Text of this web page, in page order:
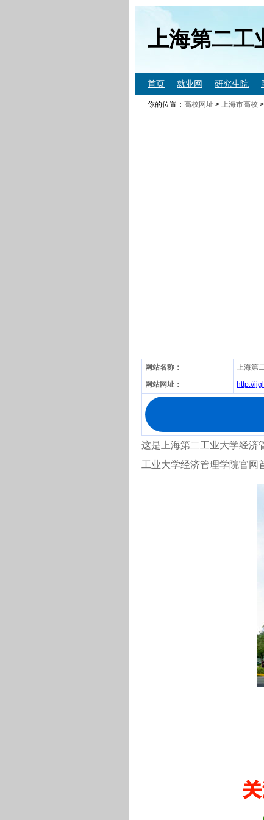
上海第二工
首页 就业网 研究生院
你的位置： 高校网址 > 上海市高校 >
网站名称：
上海第
网站网址：
http://
这是上海第二工业大学经济
工业大学经济管理学院官网